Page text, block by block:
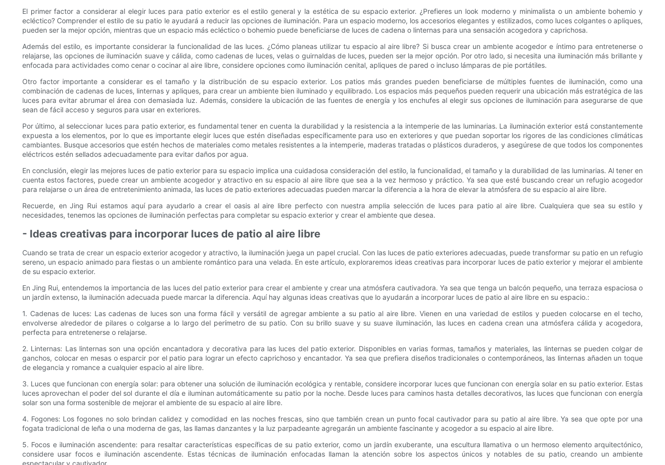
El primer factor a considerar al elegir luces para patio exterior es el estilo general y la estética de su espacio exterior. ¿Prefieres un look moderno y minimalista o un ambiente bohemio y
ecléctico? Comprender el estilo de su patio le ayudará a reducir las opciones de iluminación. Para un espacio moderno, los accesorios elegantes y estilizados, como luces colgantes o apliques,
pueden ser la mejor opción, mientras que un espacio más ecléctico o bohemio puede beneficiarse de luces de cadena o linternas para una sensación acogedora y caprichosa.
Además del estilo, es importante considerar la funcionalidad de las luces. ¿Cómo planeas utilizar tu espacio al aire libre? Si busca crear un ambiente acogedor e íntimo para entretenerse o
relajarse, las opciones de iluminación suave y cálida, como cadenas de luces, velas o guirnaldas de luces, pueden ser la mejor opción. Por otro lado, si necesita una iluminación más brillante y
enfocada para actividades como cenar o cocinar al aire libre, considere opciones como iluminación cenital, apliques de pared o incluso lámparas de pie portátiles.
Otro factor importante a considerar es el tamaño y la distribución de su espacio exterior. Los patios más grandes pueden beneficiarse de múltiples fuentes de iluminación, como una
combinación de cadenas de luces, linternas y apliques, para crear un ambiente bien iluminado y equilibrado. Los espacios más pequeños pueden requerir una ubicación más estratégica de las
luces para evitar abrumar el área con demasiada luz. Además, considere la ubicación de las fuentes de energía y los enchufes al elegir sus opciones de iluminación para asegurarse de que
sean de fácil acceso y seguros para usar en exteriores.
Por último, al seleccionar luces para patio exterior, es fundamental tener en cuenta la durabilidad y la resistencia a la intemperie de las luminarias. La iluminación exterior está constantemente
expuesta a los elementos, por lo que es importante elegir luces que estén diseñadas específicamente para uso en exteriores y que puedan soportar los rigores de las condiciones climáticas
cambiantes. Busque accesorios que estén hechos de materiales como metales resistentes a la intemperie, maderas tratadas o plásticos duraderos, y asegúrese de que todos los componentes
eléctricos estén sellados adecuadamente para evitar daños por agua.
En conclusión, elegir las mejores luces de patio exterior para su espacio implica una cuidadosa consideración del estilo, la funcionalidad, el tamaño y la durabilidad de las luminarias. Al tener en
cuenta estos factores, puede crear un ambiente acogedor y atractivo en su espacio al aire libre que sea a la vez hermoso y práctico. Ya sea que esté buscando crear un refugio acogedor
para relajarse o un área de entretenimiento animada, las luces de patio exteriores adecuadas pueden marcar la diferencia a la hora de elevar la atmósfera de su espacio al aire libre.
Recuerde, en Jing Rui estamos aquí para ayudarlo a crear el oasis al aire libre perfecto con nuestra amplia selección de luces para patio al aire libre. Cualquiera que sea su estilo y
necesidades, tenemos las opciones de iluminación perfectas para completar su espacio exterior y crear el ambiente que desea.
- Ideas creativas para incorporar luces de patio al aire libre
Cuando se trata de crear un espacio exterior acogedor y atractivo, la iluminación juega un papel crucial. Con las luces de patio exteriores adecuadas, puede transformar su patio en un refugio
sereno, un espacio animado para fiestas o un ambiente romántico para una velada. En este artículo, exploraremos ideas creativas para incorporar luces de patio exterior y mejorar el ambiente
de su espacio exterior.
En Jing Rui, entendemos la importancia de las luces del patio exterior para crear el ambiente y crear una atmósfera cautivadora. Ya sea que tenga un balcón pequeño, una terraza espaciosa o
un jardín extenso, la iluminación adecuada puede marcar la diferencia. Aquí hay algunas ideas creativas que lo ayudarán a incorporar luces de patio al aire libre en su espacio.:
1. Cadenas de luces: Las cadenas de luces son una forma fácil y versátil de agregar ambiente a su patio al aire libre. Vienen en una variedad de estilos y pueden colocarse en el techo,
envolverse alrededor de pilares o colgarse a lo largo del perímetro de su patio. Con su brillo suave y su suave iluminación, las luces en cadena crean una atmósfera cálida y acogedora,
perfecta para entretenerse o relajarse.
2. Linternas: Las linternas son una opción encantadora y decorativa para las luces del patio exterior. Disponibles en varias formas, tamaños y materiales, las linternas se pueden colgar de
ganchos, colocar en mesas o esparcir por el patio para lograr un efecto caprichoso y encantador. Ya sea que prefiera diseños tradicionales o contemporáneos, las linternas añaden un toque
de elegancia y romance a cualquier espacio al aire libre.
3. Luces que funcionan con energía solar: para obtener una solución de iluminación ecológica y rentable, considere incorporar luces que funcionan con energía solar en su patio exterior. Estas
luces aprovechan el poder del sol durante el día e iluminan automáticamente su patio por la noche. Desde luces para caminos hasta detalles decorativos, las luces que funcionan con energía
solar son una forma sostenible de mejorar el ambiente de su espacio al aire libre.
4. Fogones: Los fogones no solo brindan calidez y comodidad en las noches frescas, sino que también crean un punto focal cautivador para su patio al aire libre. Ya sea que opte por una
fogata tradicional de leña o una moderna de gas, las llamas danzantes y la luz parpadeante agregarán un ambiente fascinante y acogedor a su espacio al aire libre.
5. Focos e iluminación ascendente: para resaltar características específicas de su patio exterior, como un jardín exuberante, una escultura llamativa o un hermoso elemento arquitectónico,
considere usar focos e iluminación ascendente. Estas técnicas de iluminación enfocadas llaman la atención sobre los aspectos únicos y notables de su patio, creando un ambiente
espectacular y cautivador.